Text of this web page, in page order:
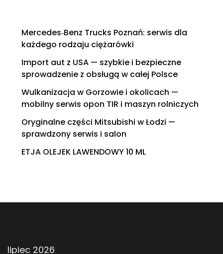
Mercedes‑Benz Trucks Poznań: serwis dla
każdego rodzaju ciężarówki
Import aut z USA — szybkie i bezpieczne
sprowadzenie z obsługą w całej Polsce
Wulkanizacja w Gorzowie i okolicach —
mobilny serwis opon TIR i maszyn rolniczych
Oryginalne części Mitsubishi w Łodzi —
sprawdzony serwis i salon
ETJA OLEJEK LAWENDOWY 10 ML
lipiec 2026